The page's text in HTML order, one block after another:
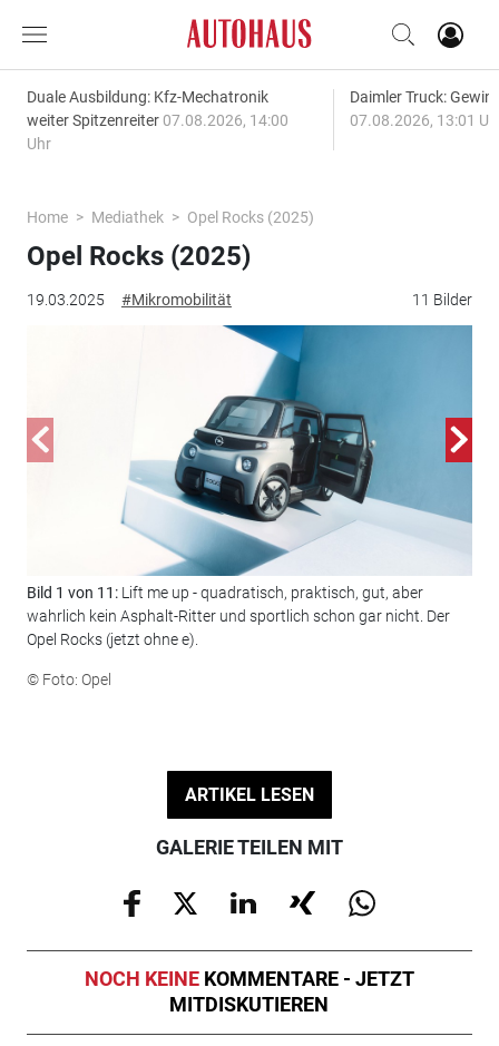
Duale Ausbildung: Kfz-Mechatronik
weiter Spitzenreiter 07.08.2026, 14:00
Uhr
Daimler Truck:
07.08.2026, 13:01
Home Mediathek Opel Rocks (2025)
19.03.2025 #Mikromobilität 11 Bilder
Opel Rocks (2025)
Bild 1 von 11: Lift me up - quadratisch, praktisch, gut, aber
wahrlich kein Asphalt-Ritter und sportlich schon gar nicht. Der
Opel Rocks (jetzt ohne e).
© Foto: Opel
ARTIKEL LESEN
GALERIE TEILEN MIT
NOCH KEINE KOMMENTARE - JETZT
MITDISKUTIEREN